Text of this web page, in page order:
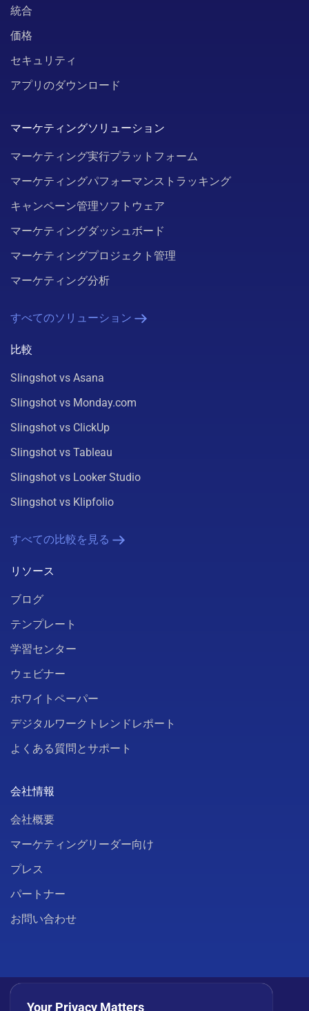
統合
価格
セキュリティ
アプリのダウンロード
マーケティングソリューション
マーケティング実行プラットフォーム
マーケティングパフォーマンストラッキング
キャンペーン管理ソフトウェア
マーケティングダッシュボード
マーケティングプロジェクト管理
マーケティング分析
すべてのソリューション
比較
Slingshot vs Asana
Slingshot vs Monday.com
Slingshot vs ClickUp
Slingshot vs Tableau
Slingshot vs Looker Studio
Slingshot vs Klipfolio
すべての比較を見る
リソース
ブログ
テンプレート
学習センター
ウェビナー
ホワイトペーパー
デジタルワークトレンドレポート
よくある質問とサポート
会社情報
会社概要
マーケティングリーダー向け
プレス
パートナー
お問い合わせ
Your Privacy Matters